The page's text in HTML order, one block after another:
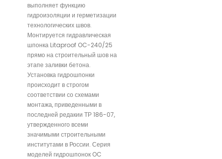
выполняет функцию
гидроизоляции и герметизации
технологических швов.
Монтируется гидравлическая
шпонка Litaproof OC-240/25
прямо на строительный шов на
этапе заливки бетона.
Установка гидрошпонки
происходит в строгом
соответствии со схемами
монтажа, приведенными в
последней редакии ТР 186-07,
утвержденного всеми
значимыми строительными
институтами в России. Серия
моделей гидрошпонок OC